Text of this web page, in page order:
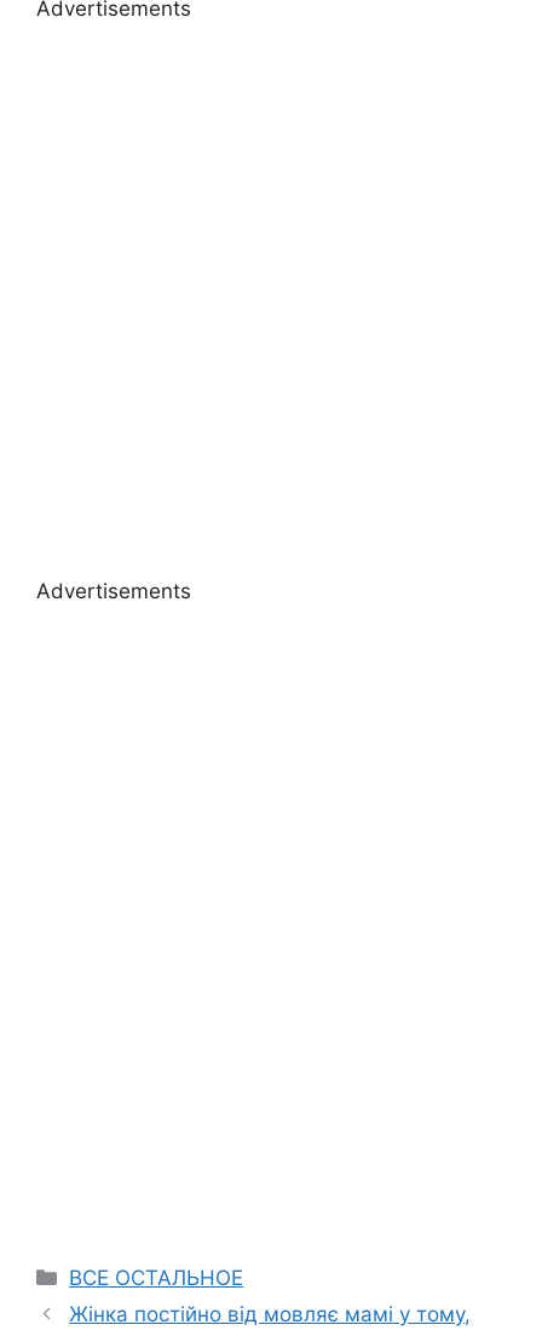
Advertisements
Advertisements
Categories
ВСЕ ОСТАЛЬНОЕ
Жінка постійно від мовляє мамі у тому,